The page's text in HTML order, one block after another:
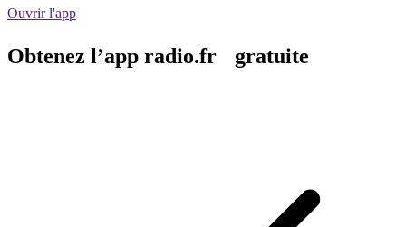
Ouvrir l'app
Obtenez l’app radio.fr gratuite